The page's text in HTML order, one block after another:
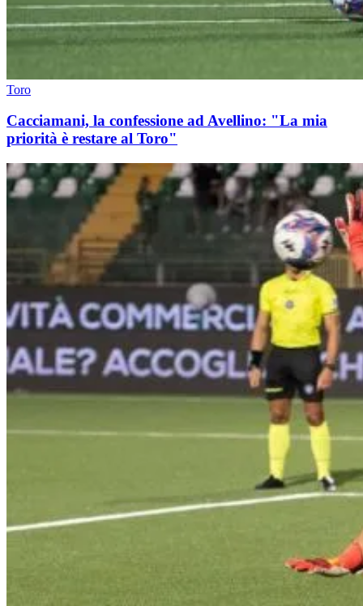
Toro
Cacciamani, la confessione ad Avellino: "La mia
priorità è restare al Toro"